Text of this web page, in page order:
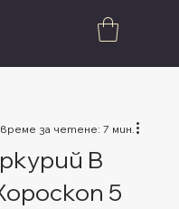
В
5
време за четене: 7 мин.